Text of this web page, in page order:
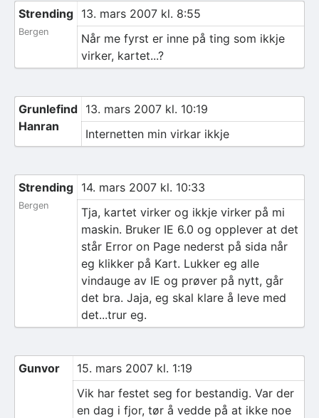
Strending
Bergen
13. mars 2007 kl. 8:55
Når me fyrst er inne på ting som ikkje
virker, kartet...?
Grunlefind
Hanran
13. mars 2007 kl. 10:19
Internetten min virkar ikkje
Strending
Bergen
14. mars 2007 kl. 10:33
Tja, kartet virker og ikkje virker på mi
maskin. Bruker IE 6.0 og opplever at det
står Error on Page nederst på sida når
eg klikker på Kart. Lukker eg alle
vindauge av IE og prøver på nytt, går
det bra. Jaja, eg skal klare å leve med
det...trur eg.
Gunvor
15. mars 2007 kl. 1:19
Vik har festet seg for bestandig. Var der
en dag i fjor, tør å vedde på at ikke noe